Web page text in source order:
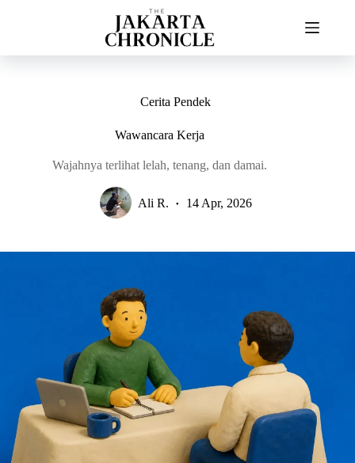
Cerita Pendek
Wawancara Kerja
Wajahnya terlihat lelah, tenang, dan damai.
Ali R. 14 Apr, 2026